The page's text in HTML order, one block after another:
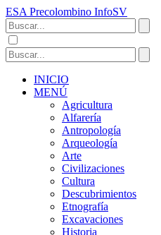
ESA Precolombino InfoSV
INICIO
MENÚ
Agricultura
Alfarería
Antropología
Arqueología
Arte
Civilizaciones
Cultura
Descubrimientos
Etnografía
Excavaciones
Historia